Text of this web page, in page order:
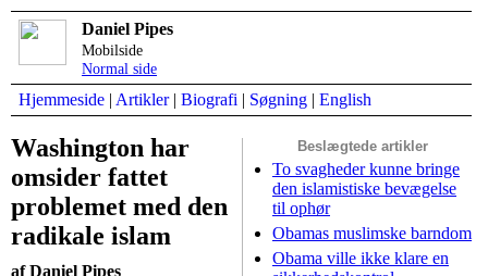
Daniel Pipes
Mobilside
Normal side
Hjemmeside | Artikler| Biografi | Søgning | English
Beslægtede artikler
To svagheder kunne bringe
den islamistiske bevægelse
til ophør
Obamas muslimske barndom
Obama ville ikke klare en
Washington har
omsider fattet
problemet med den
radikale islam
af Daniel Pipes